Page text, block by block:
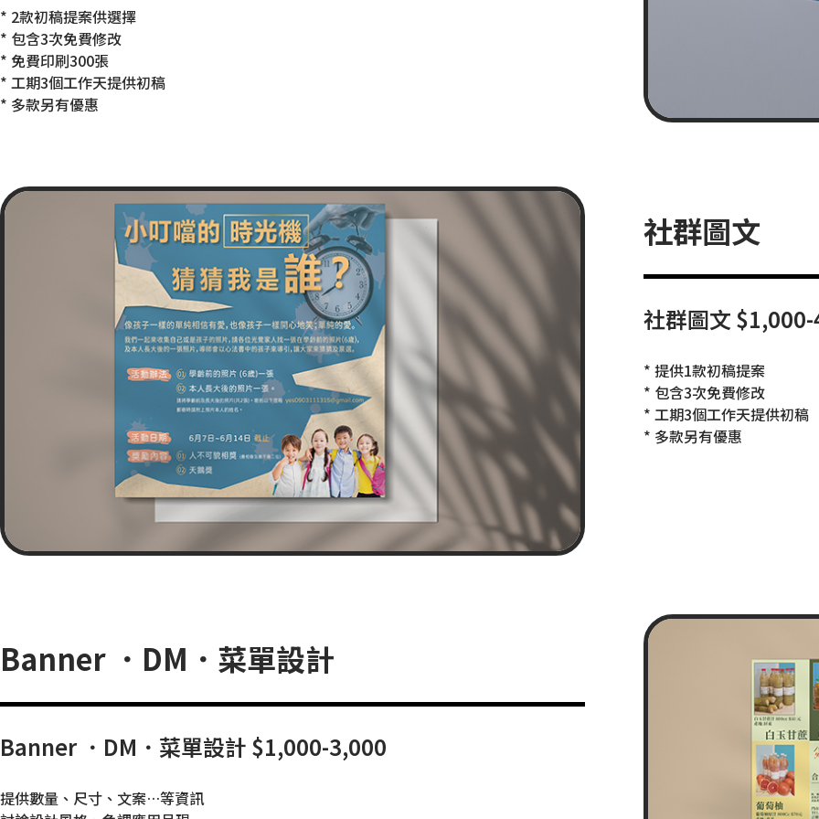
* 2款初稿提案供選擇
* 包含3次免費修改
* 免費印刷300張
* 工期3個工作天提供初稿
* 多款另有優惠
社群圖文
社群圖文
* 提供1款初稿提案
* 包含3次免費修改
* 工期3個工作天提供初稿
* 多款另有優惠
Banner ．DM．菜單設計
Banner ．DM．菜單設計 $1,000-3,000
提供數量、尺寸、文案…等資訊